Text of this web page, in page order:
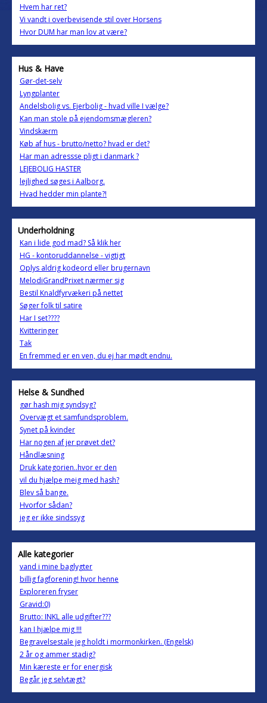
Hvem har ret?
Vi vandt i overbevisende stil over Horsens
Hvor DUM har man lov at være?
Hus & Have
Gør-det-selv
Lyngplanter
Andelsbolig vs. Ejerbolig - hvad ville I vælge?
Kan man stole på ejendomsmægleren?
Vindskærm
Køb af hus - brutto/netto? hvad er det?
Har man adressse pligt i danmark ?
LEJEBOLIG HASTER
lejlighed søges i Aalborg.
Hvad hedder min plante?!
Underholdning
Kan i lide god mad? Så klik her
HG - kontoruddannelse - vigtigt
Oplys aldrig kodeord eller brugernavn
MelodiGrandPrixet nærmer sig
Bestil Knaldfyrvækeri på nettet
Søger folk til satire
Har I set????
Kvitteringer
Tak
En fremmed er en ven, du ej har mødt endnu.
Helse & Sundhed
gør hash mig syndsyg?
Overvægt et samfundsproblem.
Synet på kvinder
Har nogen af jer prøvet det?
Håndlæsning
Druk kategorien..hvor er den
vil du hjælpe meig med hash?
Blev så bange.
Hvorfor sådan?
jeg er ikke sindssyg
Alle kategorier
vand i mine baglygter
billig fagforening! hvor henne
Exploreren fryser
Gravid:0)
Brutto: INKL alle udgifter???
kan I hjælpe mig !!!
Begravelsestale jeg holdt i mormonkirken. (Engelsk)
2 år og ammer stadig?
Min kæreste er for energisk
Begår jeg selvtægt?